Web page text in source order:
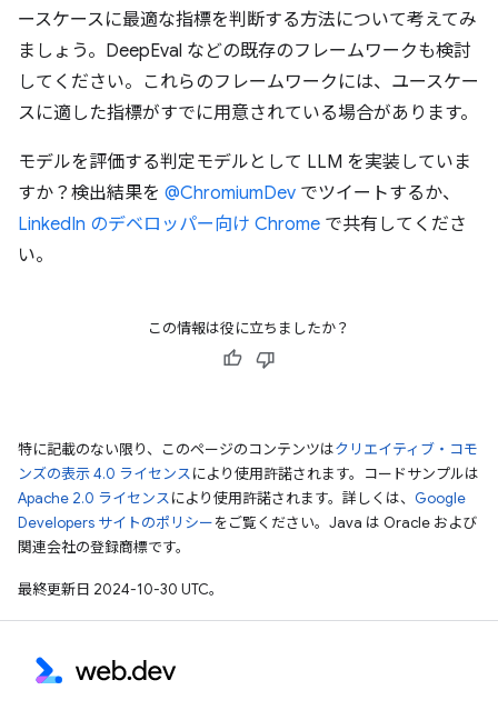
ースケースに最適な指標を判断する方法について考えてみ
ましょう。DeepEval などの既存のフレームワークも検討
してください。これらのフレームワークには、ユースケー
スに適した指標がすでに用意されている場合があります。
モデルを評価する判定モデルとして LLM を実装していま
すか？検出結果を @ChromiumDev でツイートするか、
LinkedIn のデベロッパー向け Chrome で共有してくださ
い。
この情報は役に立ちましたか？
特に記載のない限り、このページのコンテンツはクリエイティブ・コモ
ンズの表示 4.0 ライセンスにより使用許諾されます。コードサンプルは
Apache 2.0 ライセンスにより使用許諾されます。詳しくは、 Google
Developers サイトのポリシーをご覧ください。Java は Oracle および
関連会社の登録商標です。
最終更新日 2024-10-30 UTC。